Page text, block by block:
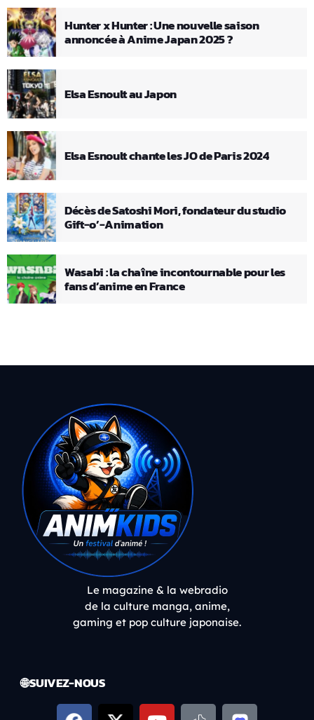
Hunter x Hunter : Une nouvelle saison
annoncée à Anime Japan 2025 ?
Elsa Esnoult au Japon
Elsa Esnoult chante les JO de Paris 2024
Décès de Satoshi Mori, fondateur du studio
Gift-o’-Animation
Wasabi : la chaîne incontournable pour les
fans d’anime en France
Le magazine & la webradio
de la culture manga, anime,
gaming et pop culture japonaise.
🌐 SUIVEZ-NOUS